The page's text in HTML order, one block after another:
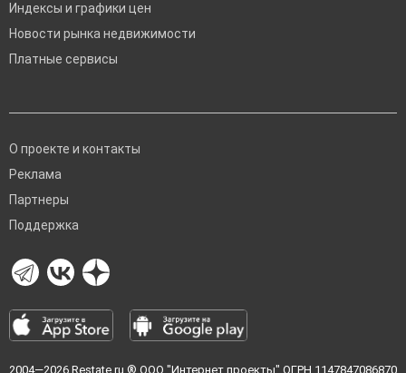
Индексы и графики цен
Новости рынка недвижимости
Платные сервисы
О проекте и контакты
Реклама
Партнеры
Поддержка
2004—2026 Restate.ru ® ООО "Интернет проекты" ОГРН 1147847086870